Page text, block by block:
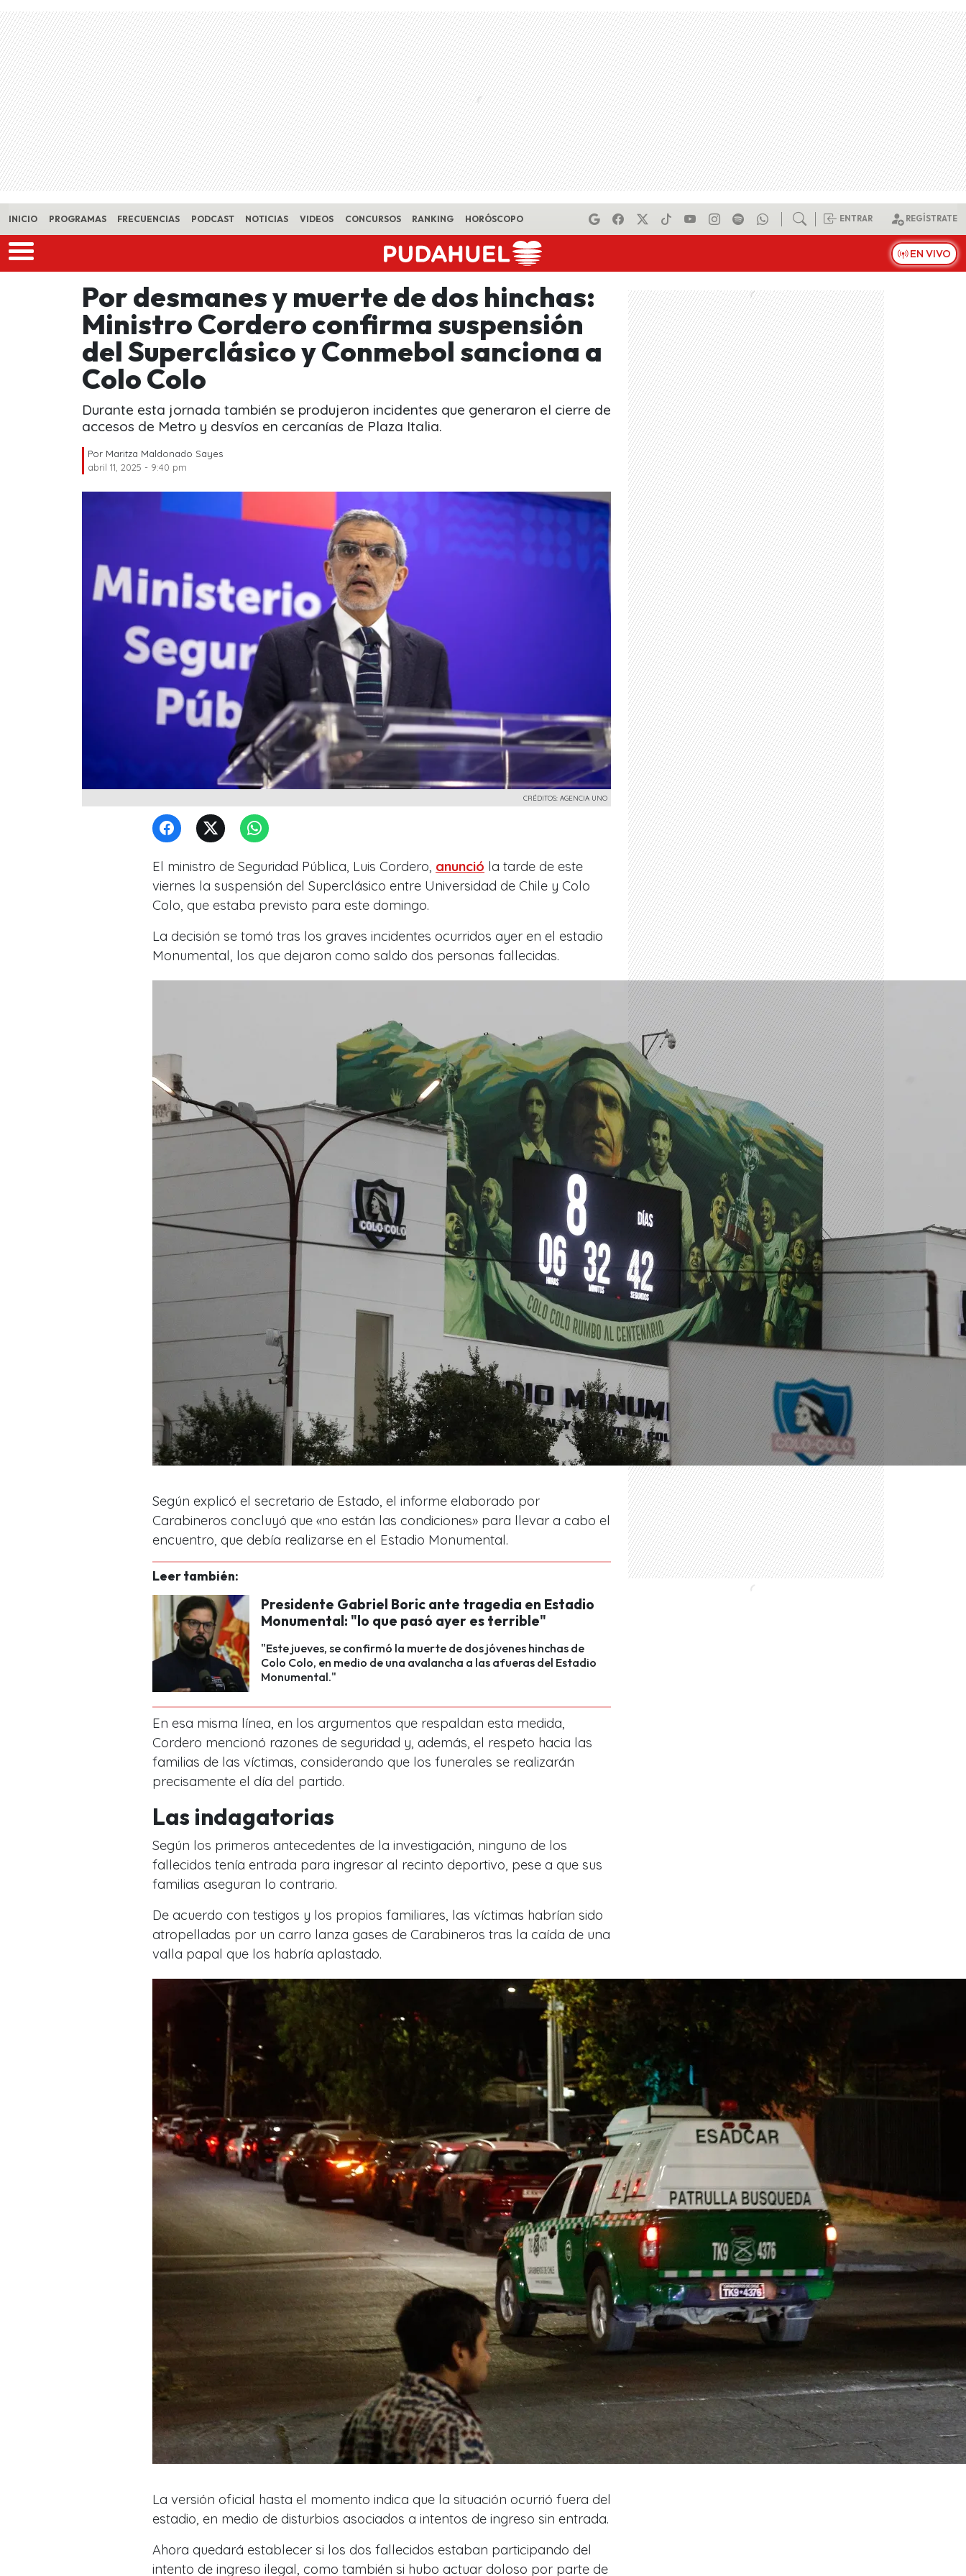
Skip to main content
INICIO PROGRAMAS FRECUENCIAS PODCAST NOTICIAS VIDEOS CONCURSOS RANKING HORÓSCOPO ENTRAR REGÍSTRATE
EN VIVO
Por desmanes y muerte de dos hinchas:
Ministro Cordero confirma suspensión
del Superclásico y Conmebol sanciona a
Colo Colo
Durante esta jornada también se produjeron incidentes que generaron el cierre de
accesos de Metro y desvíos en cercanías de Plaza Italia.
Por Maritza Maldonado Sayes
abril 11, 2025 - 9:40 pm
CRÉDITOS: AGENCIA UNO
El ministro de Seguridad Pública, Luis Cordero, anunció la tarde de este
viernes la suspensión del Superclásico entre Universidad de Chile y Colo
Colo, que estaba previsto para este domingo.
La decisión se tomó tras los graves incidentes ocurridos ayer en el estadio
Monumental, los que dejaron como saldo dos personas fallecidas.
Según explicó el secretario de Estado, el informe elaborado por
Carabineros concluyó que «no están las condiciones» para llevar a cabo el
encuentro, que debía realizarse en el Estadio Monumental.
Leer también:
Presidente Gabriel Boric ante tragedia en Estadio
Monumental: "lo que pasó ayer es terrible"
"Este jueves, se confirmó la muerte de dos jóvenes hinchas de
Colo Colo, en medio de una avalancha a las afueras del Estadio
Monumental."
En esa misma línea, en los argumentos que respaldan esta medida,
Cordero mencionó razones de seguridad y, además, el respeto hacia las
familias de las víctimas, considerando que los funerales se realizarán
precisamente el día del partido.
Las indagatorias
Según los primeros antecedentes de la investigación, ninguno de los
fallecidos tenía entrada para ingresar al recinto deportivo, pese a que sus
familias aseguran lo contrario.
De acuerdo con testigos y los propios familiares, las víctimas habrían sido
atropelladas por un carro lanza gases de Carabineros tras la caída de una
valla papal que los habría aplastado.
La versión oficial hasta el momento indica que la situación ocurrió fuera del
estadio, en medio de disturbios asociados a intentos de ingreso sin entrada.
Ahora quedará establecer si los dos fallecidos estaban participando del
intento de ingreso ilegal, como también si hubo actuar doloso por parte de